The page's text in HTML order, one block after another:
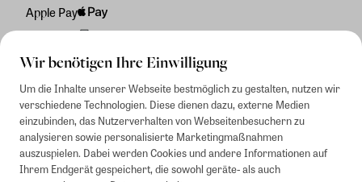
Wir benötigen Ihre Einwilligung
Um die Inhalte unserer Webseite bestmöglich zu gestalten, nutzen wir
verschiedene Technologien. Diese dienen dazu, externe Medien
einzubinden, das Nutzerverhalten von Webseitenbesuchern zu
analysieren sowie personalisierte Marketingmaßnahmen
auszuspielen. Dabei werden Cookies und andere Informationen auf
Ihrem Endgerät gespeichert, die sowohl geräte- als auch
Apple Pay
Rechnung